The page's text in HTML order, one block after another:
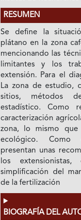
RESUMEN
Se define la
plátano en la zona
mencionando las
limitantes y los
extensión. Para el
La zona de estudio,
sitios, métodos
estadístico. Como
caracterización
zona, lo mismo
ecológico. Como
presentan unas
los
simplificación del
de la fertilización
BIOGRAFÍA DEL